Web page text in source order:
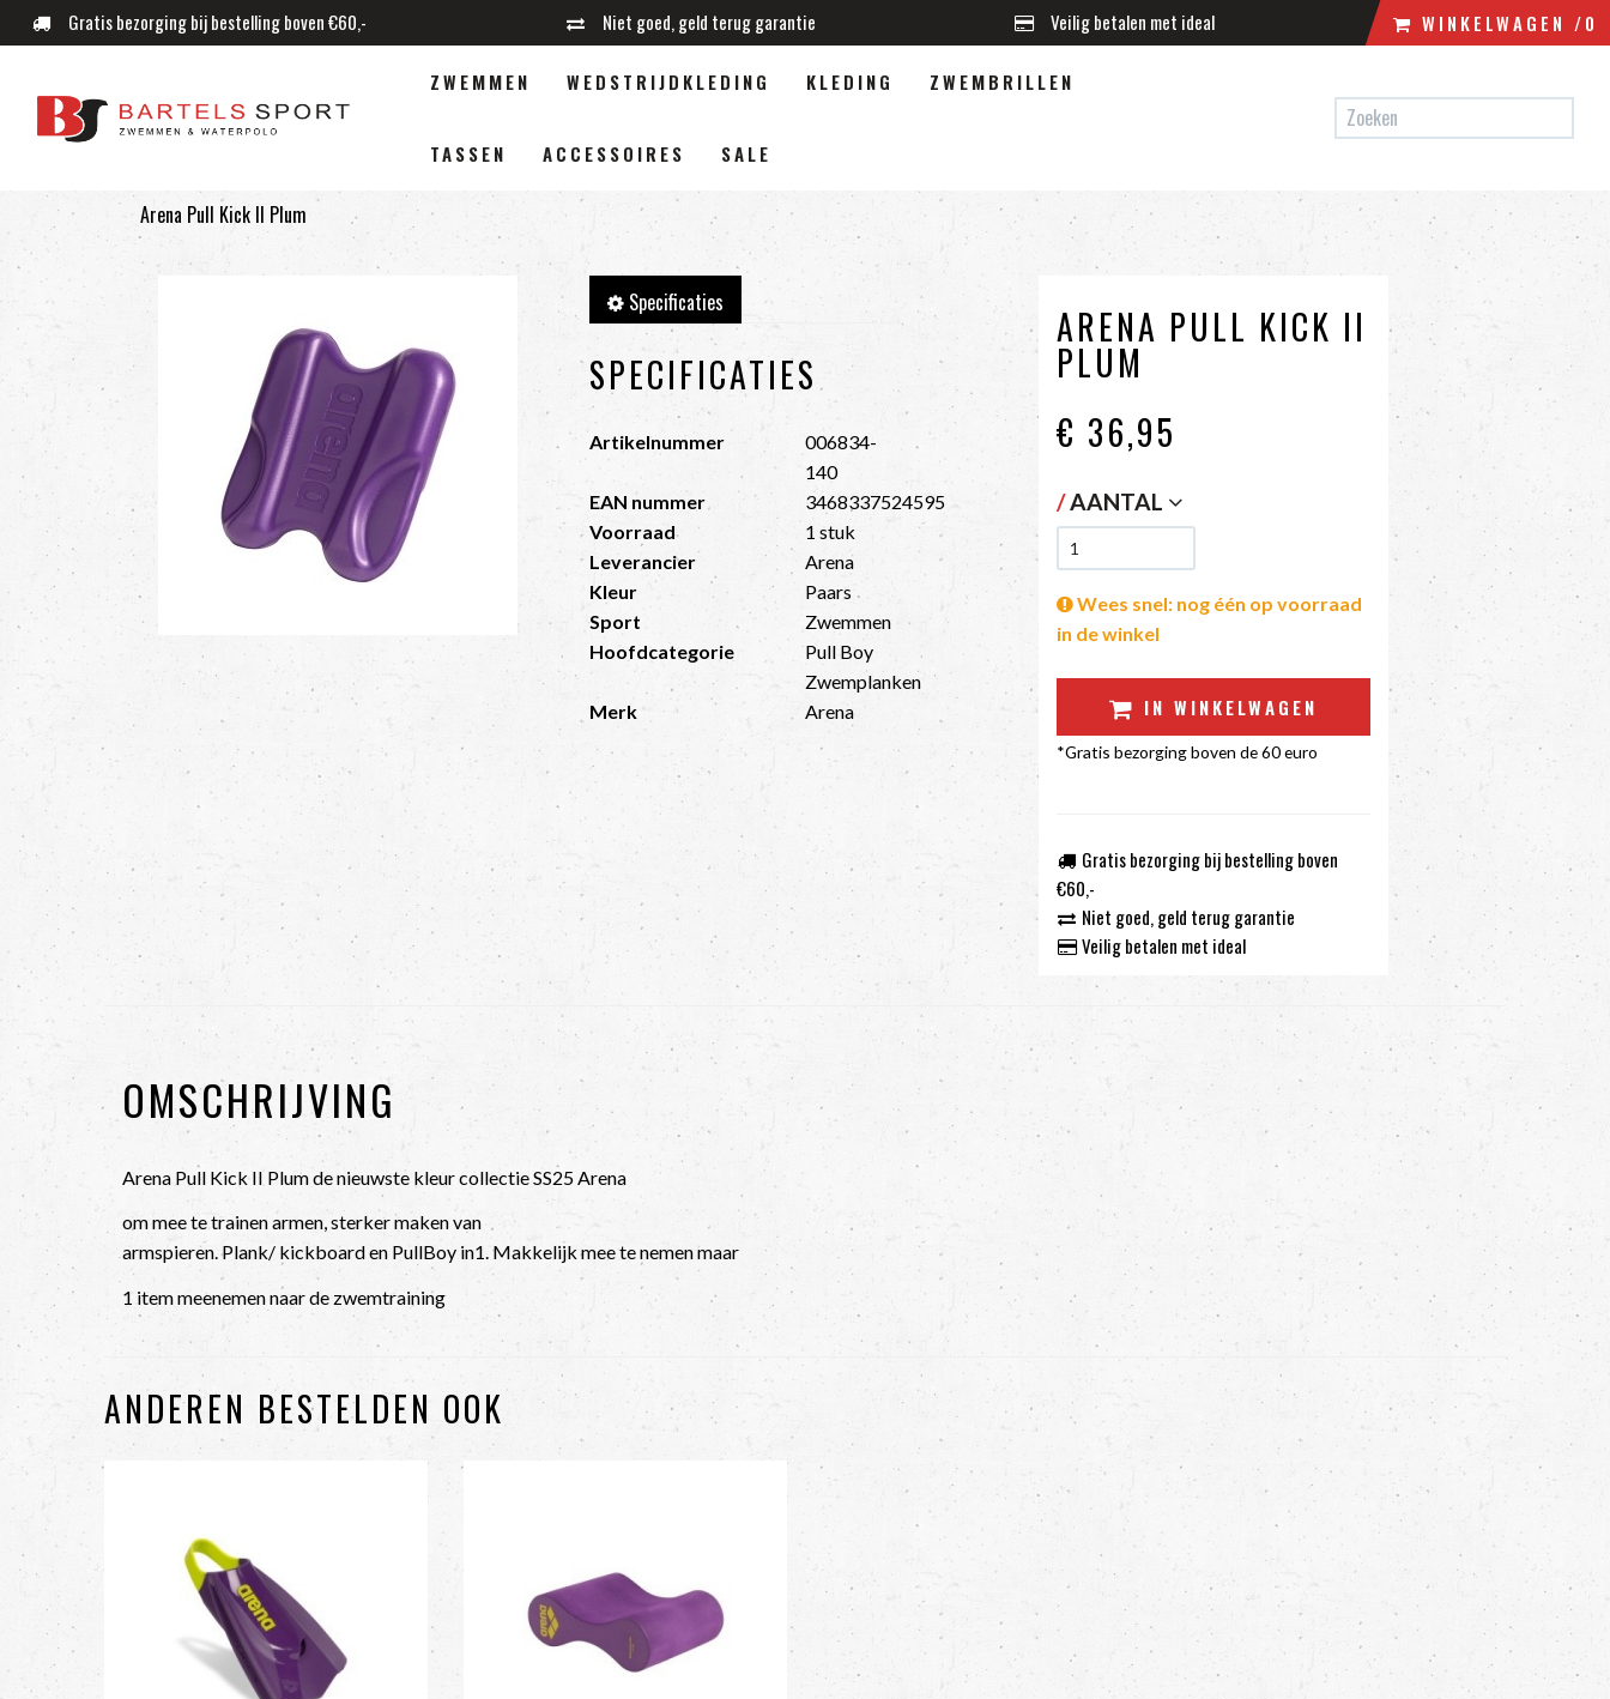
Gratis bezorging bij bestelling boven €60,- Niet goed, geld terug garantie Veilig betalen met ideal WINKELWAGEN /0
WINKELWAGEN
UW WINKELWAGEN IS LEEG.
VUL HEM MET PRODUCTEN.
ZWEMMEN WEDSTRIJDKLEDING KLEDING ZWEMBRILLEN
TASSEN ACCESSOIRES SALE
Arena Pull Kick II Plum
Specificaties
SPECIFICATIES
Artikelnummer
006834-
140
EAN nummer
3468337524595
Voorraad
1 stuk
Leverancier
Arena
Kleur
Paars
Sport
Zwemmen
Hoofdcategorie
Pull Boy
Zwemplanken
Merk
Arena
ARENA PULL KICK II
PLUM
€ 36,95
/AANTAL
Wees snel: nog één op voorraad
in de winkel
IN WINKELWAGEN
*Gratis bezorging boven de 60 euro
Gratis bezorging bij bestelling boven
€60,-
Niet goed, geld terug garantie
Veilig betalen met ideal
OMSCHRIJVING
Arena Pull Kick II Plum de nieuwste kleur collectie SS25 Arena
om mee te trainen armen, sterker maken van
armspieren. Plank/ kickboard en PullBoy in1. Makkelijk mee te nemen maar
1 item meenemen naar de zwemtraining
ANDEREN BESTELDEN OOK